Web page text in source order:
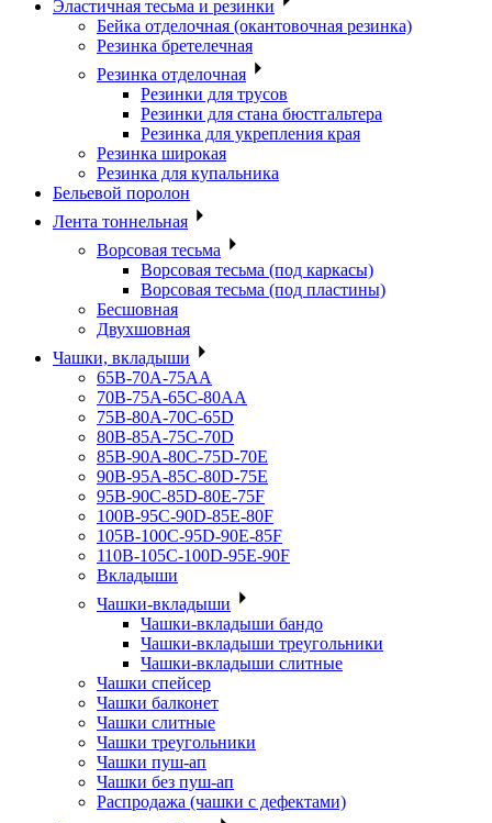
Эластичная тесьма и резинки
Бейка отделочная (окантовочная резинка)
Резинка бретелечная
Резинка отделочная
Резинки для трусов
Резинки для стана бюстгальтера
Резинка для укрепления края
Резинка широкая
Резинка для купальника
Бельевой поролон
Лента тоннельная
Ворсовая тесьма
Ворсовая тесьма (под каркасы)
Ворсовая тесьма (под пластины)
Бесшовная
Двухшовная
Чашки, вкладыши
65B-70A-75АА
70В-75А-65С-80АА
75В-80А-70С-65D
80В-85А-75С-70D
85В-90А-80С-75D-70E
90B-95A-85C-80D-75E
95B-90C-85D-80E-75F
100B-95C-90D-85E-80F
105B-100C-95D-90E-85F
110B-105C-100D-95E-90F
Вкладыши
Чашки-вкладыши
Чашки-вкладыши бандо
Чашки-вкладыши треугольники
Чашки-вкладыши слитные
Чашки спейсер
Чашки балконет
Чашки слитные
Чашки треугольники
Чашки пуш-ап
Чашки без пуш-ап
Распродажа (чашки с дефектами)